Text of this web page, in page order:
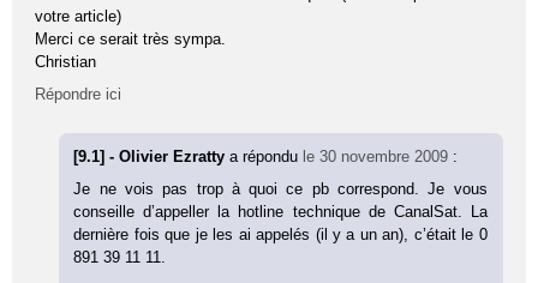
votre article)
Merci ce serait très sympa.
Christian
Répondre ici
[9.1] - Olivier Ezrattya répondu le 30 novembre 2009 :
Je ne vois pas trop à quoi ce pb correspond. Je vous
conseille d’appeller la hotline technique de CanalSat. La
dernière fois que je les ai appelés (il y a un an), c’était le 0
891 39 11 11.